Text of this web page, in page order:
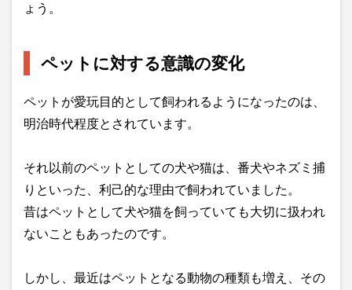
ょう。
ペットに対する意識の変化
ペットが愛玩目的として飼われるようになったのは、
明治時代程度とされています。
それ以前のペットとしての犬や猫は、番犬やネズミ捕
りといった、利己的な理由で飼われていました。
昔はペットとして犬や猫を飼っていても大切に扱われ
ないこともあったのです。
しかし、最近はペットとなる動物の種類も増え、その